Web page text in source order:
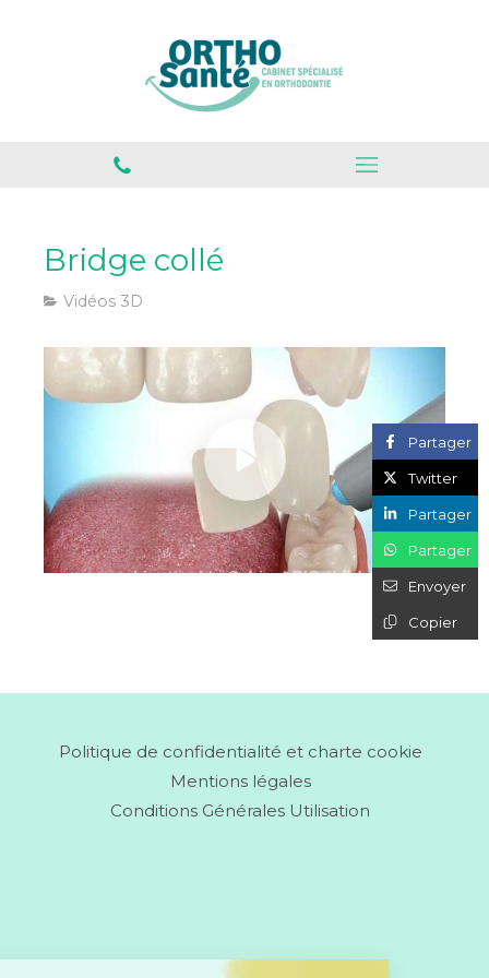
Bridge collé
Vidéos 3D
Partager
Twitter
Partager
Partager
Envoyer
Copier
Politique de confidentialité et charte cookie
Mentions légales
Conditions Générales Utilisation